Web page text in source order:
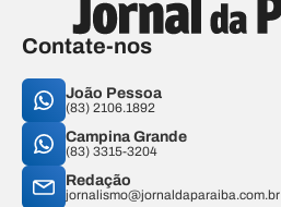
Contate-nos
João Pessoa
(83) 2106.1892
Campina Grande
(83) 3315-3204
Redação
jornalismo@jornaldaparaiba.com.br